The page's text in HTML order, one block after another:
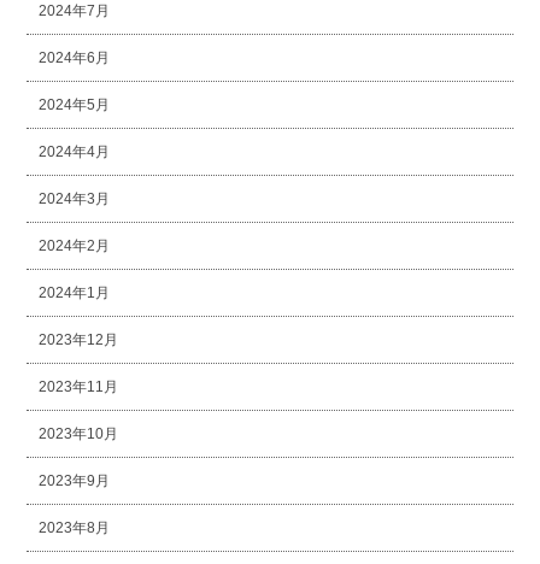
2024年7月
2024年6月
2024年5月
2024年4月
2024年3月
2024年2月
2024年1月
2023年12月
2023年11月
2023年10月
2023年9月
2023年8月